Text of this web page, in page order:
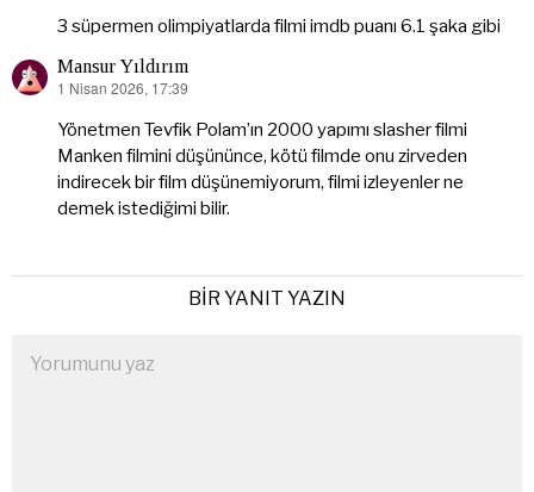
3 süpermen olimpiyatlarda filmi imdb puanı 6.1 şaka gibi
Mansur Yıldırım
dedi
1 Nisan 2026, 17:39
Yönetmen Tevfik Polam’ın 2000 yapımı slasher filmi
Manken filmini düşününce, kötü filmde onu zirveden
indirecek bir film düşünemiyorum, filmi izleyenler ne
demek istediğimi bilir.
BIR YANIT YAZIN